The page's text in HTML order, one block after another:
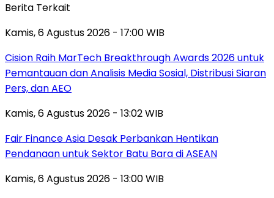
Berita Terkait
Kamis, 6 Agustus 2026 - 17:00 WIB
Cision Raih MarTech Breakthrough Awards 2026 untuk
Pemantauan dan Analisis Media Sosial, Distribusi Siaran
Pers, dan AEO
Kamis, 6 Agustus 2026 - 13:02 WIB
Fair Finance Asia Desak Perbankan Hentikan
Pendanaan untuk Sektor Batu Bara di ASEAN
Kamis, 6 Agustus 2026 - 13:00 WIB